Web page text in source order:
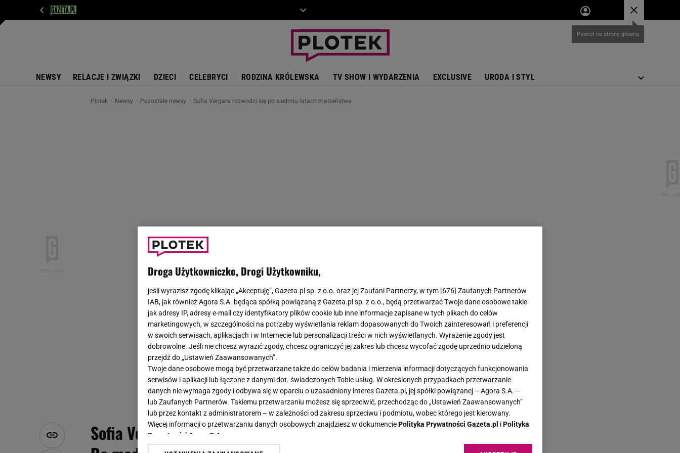
NEWSY RELACJE I ZWIĄZKI DZIECI CELEBRYCI RODZINA KRÓLEWSKA TV SHOW I WYDARZENIA EXCLUSIVE URODA I STYL
Plotek Newsy Pozostałe newsy Sofia Vergara rozwodzi się po siedmiu latach małżeństwa
Sofia Vergara rozwodzi się po siedmiu latach małżeństwa.
Droga Użytkowniczko, Drogi Użytkowniku,
jeśli wyrazisz zgodę klikając „Akceptuję”, Gazeta.pl sp. z o.o. oraz jej Zaufani Partnerzy, w tym [676] Zaufanych Partnerów
IAB, jak również Agora S.A. będąca spółką powiązaną z Gazeta.pl sp. z o.o., będą przetwarzać Twoje dane osobowe takie
jak adresy IP, adresy e-mail czy identyfikatory plików cookie lub inne informacje zapisane w tych plikach do celów
marketingowych, w szczególności na potrzeby wyświetlania reklam dopasowanych do Twoich zainteresowań i preferencji
w swoich serwisach, aplikacjach i w Internecie lub personalizacji treści w nich wyświetlanych. Wyrażenie zgody jest
dobrowolne. Jeśli nie chcesz wyrazić zgody, chcesz ograniczyć jej zakres lub chcesz wycofać zgodę uprzednio udzieloną
przejdź do „Ustawień Zaawansowanych”.
Twoje dane osobowe mogą być przetwarzane także do celów badania i mierzenia informacji dotyczących funkcjonowania
serwisów i aplikacji lub łączone z danymi dot. świadczonych Tobie usług. W określonych przypadkach przetwarzanie
danych nie wymaga zgody i odbywa się w oparciu o uzasadniony interes Gazeta.pl, jej spółki powiązanej – Agora S.A. –
lub Zaufanych Partnerów. Takiemu przetwarzaniu możesz się sprzeciwić, przechodząc do „Ustawień Zaawansowanych”
lub przez kontakt z administratorem – w zależności od zakresu sprzeciwu i podmiotu, wobec którego jest kierowany.
Więcej informacji o przetwarzaniu danych osobowych znajdziesz w dokumenciePolityka Prywatności Gazeta.pl iPolityka
Prywatności Agora S.A.